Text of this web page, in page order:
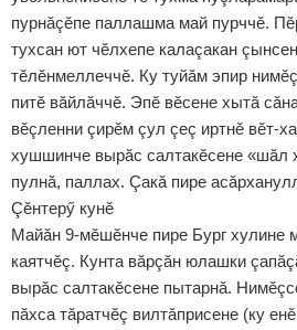
пурнăçӗпе паллашма май пурччӗ.
тухсан ют чӗлхепе калаçакан
тӗлӗнмеллеччӗ. Ку туйăм эпир
питӗ вăйлăччӗ. Эпӗ вӗсене хытă
вӗçленни çирӗм çул çеç иртнӗ вӗт-
хушшинче вырăс салтакӗсене «шăл
пулнă, паллах. Çакă пире
Çӗнтерӳ кунӗ
Майăн 9-мӗшӗнче пире Бург хулине
каятчӗç. Кунта вăрçăн юлашки
вырăс салтакӗсене пытарнă.
пăхса тăратчӗç вилтăприсене (ку